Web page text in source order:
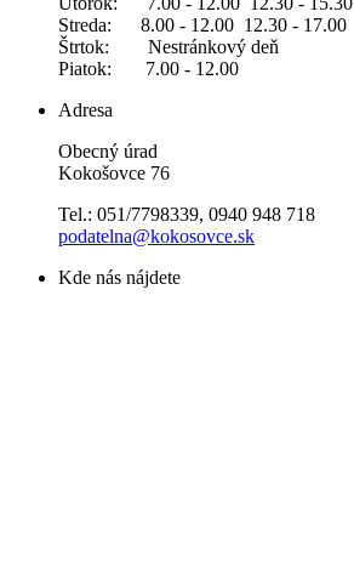
Streda: 8.00 - 12.00 12.30 - 17.00
Štrtok: Nestránkový deň
Piatok: 7.00 - 12.00
Adresa
Obecný úrad
Kokošovce 76
Tel.: 051/7798339, 0940 948 718
podatelna@kokosovce.sk
Kde nás nájdete